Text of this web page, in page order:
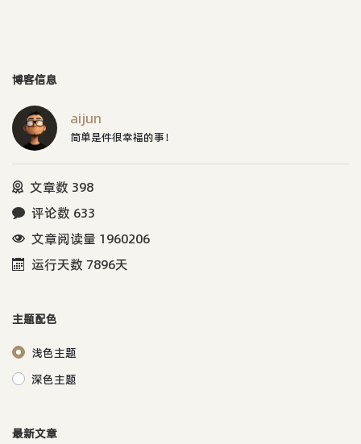
博客信息
aijun
简单是件很幸福的事！
文章数 398
评论数 633
文章阅读量 1960206
运行天数 7896天
主题配色
浅色主题
深色主题
最新文章